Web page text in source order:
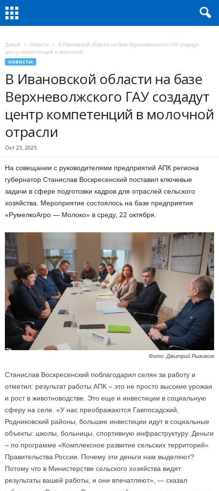
Домой Новости
В Ивановской области на базе Верхневолжского ГАУ создадут
центр компетенций в молочной...
НОВОСТИ
В Ивановской области на базе
Верхневолжского ГАУ создадут
центр компетенций в молочной
отрасли
Окт 23, 2025
На совещании с руководителями предприятий АПК региона
губернатор Станислав Воскресенский поставил ключевые
задачи в сфере подготовки кадров для отраслей сельского
хозяйства. Мероприятие состоялось на базе предприятия
«РумелкоАгро — Молоко» в среду, 22 октября.
Фото: Дмитрий Рыжаков
Станислав Воскресенский поблагодарил селян за работу и
отметил: результат работы АПК – это не просто высокие урожаи
и рост в животноводстве. Это еще и инвестиции в социальную
сферу на селе. «У нас преображаются Гавпосадский,
Родниковский районы, большие инвестиции идут в социальные
объекты: школы, больницы, спортивную инфраструктуру. Деньги
– по программе «Комплексное развитие сельских территорий»
Правительства России. Почему эти деньги нам выделяют?
Потому что в Министерстве сельского хозяйства видят
результаты вашей работы, и они впечатляют», — сказал